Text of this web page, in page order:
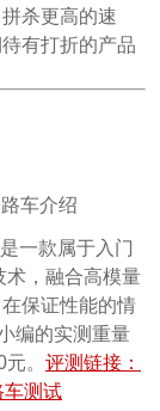
杀更高的速
有打折的产品
一款属于入门
术，融合高模量
保证性能的情
编的实测重量
。 评测链接：
车测试